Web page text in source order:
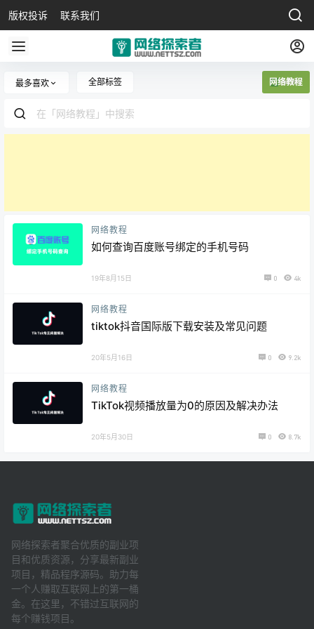
版权投诉 联系我们
最多喜欢 全部标签 网络教程
网络教程
如何查询百度账号绑定的手机号码
19年8月15日 0 4k
网络教程
tiktok抖音国际版下载安装及常见问题
20年5月16日 0 9.2k
网络教程
TikTok视频播放量为0的原因及解决办法
20年5月30日 0 8.7k
网络探索者聚合优质的副业项
目和优质资源，分享最新副业
项目，精品程序源码。助力每
一个人赚取互联网上的第一桶
金。在这里，不错过互联网的
每个赚钱项目。